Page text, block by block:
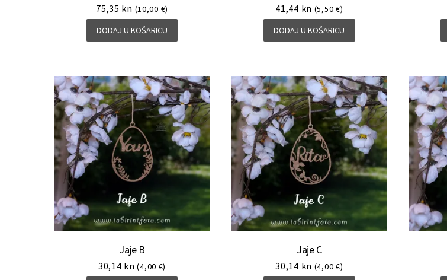
75,35 kn (10,00 €)
DODAJ U KOŠARICU
41,44 kn (5,50 €)
DODAJ U KOŠARICU
Jaje B
30,14 kn (4,00 €)
Jaje C
30,14 kn (4,00 €)